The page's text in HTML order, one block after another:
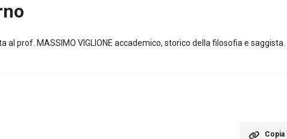
prof. MASSIMO VIGLIONE accademico, storico della filosofia e saggista.
Copia